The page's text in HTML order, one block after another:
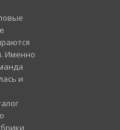
Именно
и